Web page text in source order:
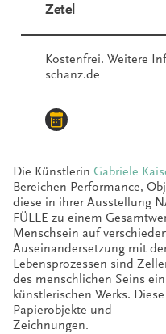
Zetel
Kostenfrei. Weitere
schanz.de
Die Künstlerin Gabriele
Bereichen Performance,
diese in ihrer Ausstellung
FÜLLE zu einem
Menschsein auf
Auseinandersetzung mit
Lebensprozessen sind
des menschlichen Seins
künstlerischen Werks.
Papierobjekte und
Zeichnungen.